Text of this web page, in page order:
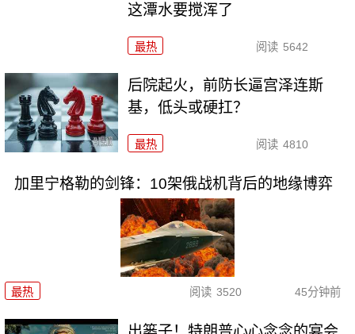
这潭水要搅浑了
最热 阅读 5642
后院起火，前防长逼宫泽连斯
基，低头或硬扛？
最热 阅读 4810
加里宁格勒的剑锋：10架俄战机背后的地缘博弈
最热 阅读 3520 45分钟前